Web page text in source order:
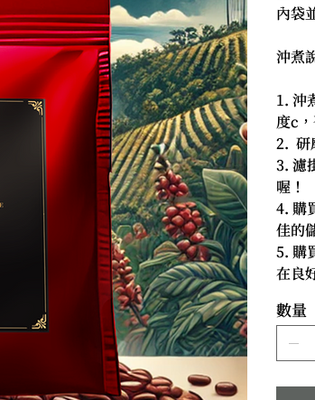
內袋
沖煮
1. 沖
度c
2. 研
3. 濾
喔！
4. 購
佳的
5. 購
在良
數量